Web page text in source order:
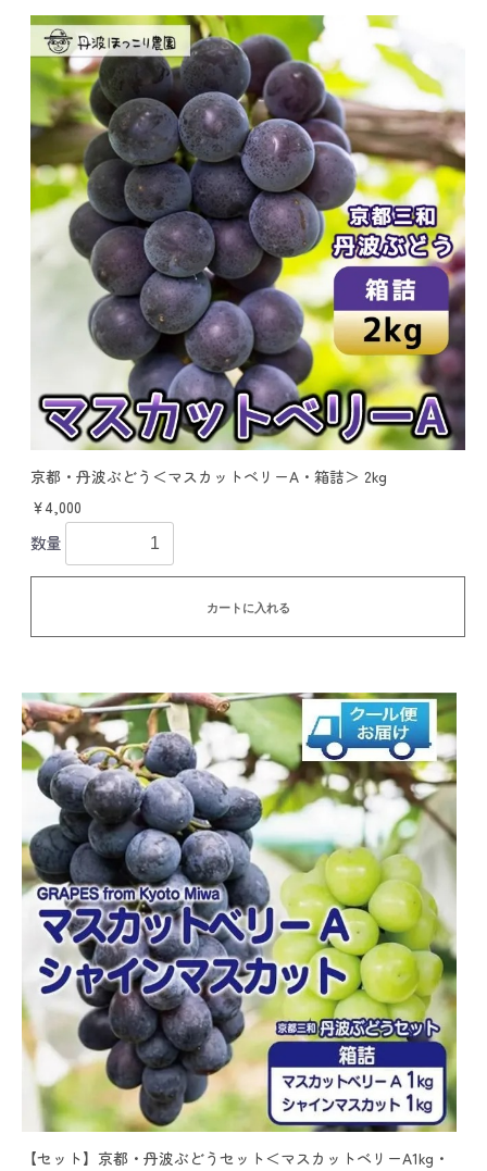
京都・丹波ぶどう＜マスカットベリーA・箱詰＞ 2kg
￥4,000
数量
カートに入れる
【セット】京都・丹波ぶどうセット＜マスカットベリーA1kg・